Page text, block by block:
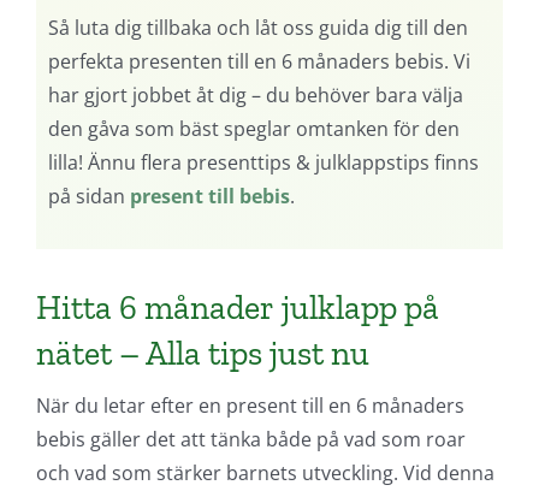
Så luta dig tillbaka och låt oss guida dig till den
perfekta presenten till en 6 månaders bebis. Vi
har gjort jobbet åt dig – du behöver bara välja
den gåva som bäst speglar omtanken för den
lilla! Ännu flera presenttips & julklappstips finns
på sidan present till bebis.
Hitta 6 månader julklapp på
nätet – Alla tips just nu
När du letar efter en present till en 6 månaders
bebis gäller det att tänka både på vad som roar
och vad som stärker barnets utveckling. Vid denna